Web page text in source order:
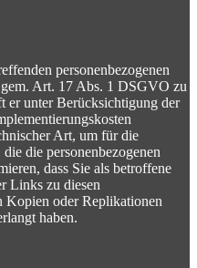
personenbezogenen
Art. 17 Abs. 1 DSGVO zu
er unter Berücksichtigung der
Art, um für die
die personenbezogenen
dass Sie als betroffene
Links zu diesen
Kopien oder Replikationen
haben.